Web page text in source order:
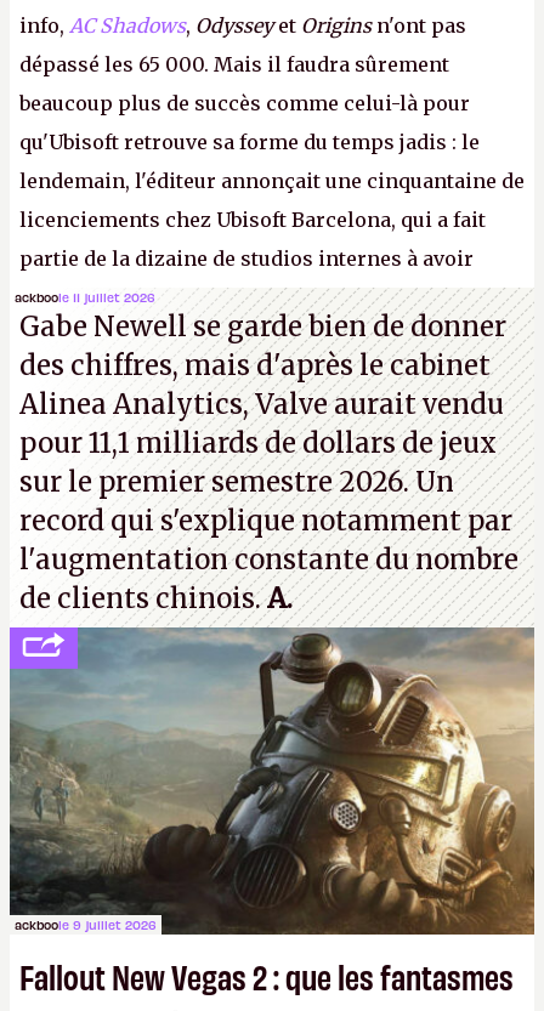
info, AC Shadows, Odysseyet Originsn'ont pas
dépassé les 65 000. Mais il faudra sûrement
beaucoup plus de succès comme celui-là pour
qu'Ubisoft retrouve sa forme du temps jadis : le
lendemain, l'éditeur annonçait une cinquantaine de
licenciements chez Ubisoft Barcelona, qui a fait
partie de la dizaine de studios internes à avoir
travaillé sur cetAssassin's Creedsous la direction
d'Ubisoft Singapour.A.
ackboole 11 juillet 2026
Gabe Newell se garde bien de donner
des chiffres, mais d'après le cabinet
Alinea Analytics, Valve aurait vendu
pour 11,1 milliards de dollars de jeux
sur le premier semestre 2026. Un
record qui s'explique notamment par
l'augmentation constante du nombre
de clients chinois.A.
ackboole 9 juillet 2026
Fallout New Vegas 2 : que les fantasmes